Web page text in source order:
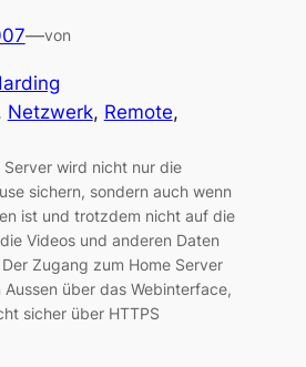
—von
Netzwerk, Remote
Server wird nicht nur die
sichern, sondern auch wenn
ist und trotzdem nicht auf die
Videos und anderen Daten
Zugang zum Home Server
über das Webinterface,
sicher über HTTPS